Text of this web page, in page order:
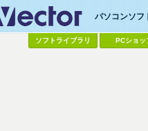
パソコンソフ
ソフトライブラリ PCショッ